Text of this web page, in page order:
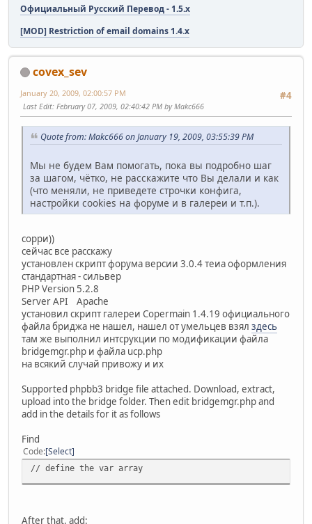
Официальный Русский Перевод - 1.5.x
[MOD] Restriction of email domains 1.4.x
covex_sev
#4
January 20, 2009, 02:00:57 PM
Last Edit: February 07, 2009, 02:40:42 PM by Makc666
Quote from: Makc666 on January 19, 2009, 03:55:39 PM
Мы не будем Вам помогать, пока вы подробно шаг
за шагом, чётко, не расскажите что Вы делали и как
(что меняли, не приведете строчки конфига,
настройки cookies на форуме и в галереи и т.п.).
сорри))
сейчас все расскажу
установлен скрипт форума версии 3.0.4 теиа оформления
стандартная - сильвер
PHP Version 5.2.8
Server API Apache
установил скрипт галереи Copermain 1.4.19 официального
файла бриджа не нашел, нашел от умельцев взял здесь
там же выполнил интсрукции по модификации файла
bridgemgr.php и файла ucp.php
на всякий случай привожу и их
Supported phpbb3 bridge file attached. Download, extract,
upload into the bridge folder. Then edit bridgemgr.php and
add in the details for it as follows
Find
Code Select
// define the var array
After that, add: